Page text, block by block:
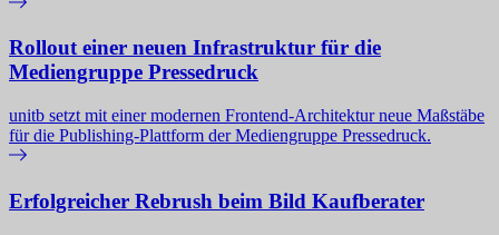
Rollout einer neuen Infrastruktur für die
Mediengruppe Pressedruck
unitb setzt mit einer modernen Frontend-Architektur neue Maßstäbe
für die Publishing-Plattform der Mediengruppe Pressedruck.
Erfolgreicher Rebrush beim Bild Kaufberater